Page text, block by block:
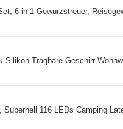
6-in-1 Gewürzstreuer,
Silikon Tragbare Geschirr
116 LEDs Camping